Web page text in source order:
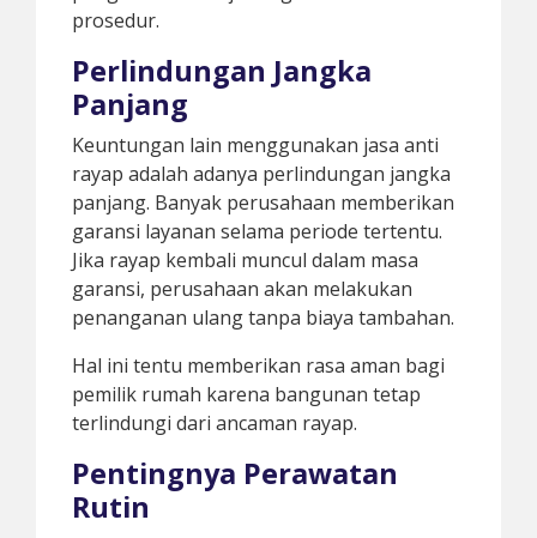
prosedur.
Perlindungan Jangka
Panjang
Keuntungan lain menggunakan jasa anti
rayap adalah adanya perlindungan jangka
panjang. Banyak perusahaan memberikan
garansi layanan selama periode tertentu.
Jika rayap kembali muncul dalam masa
garansi, perusahaan akan melakukan
penanganan ulang tanpa biaya tambahan.
Hal ini tentu memberikan rasa aman bagi
pemilik rumah karena bangunan tetap
terlindungi dari ancaman rayap.
Pentingnya Perawatan
Rutin